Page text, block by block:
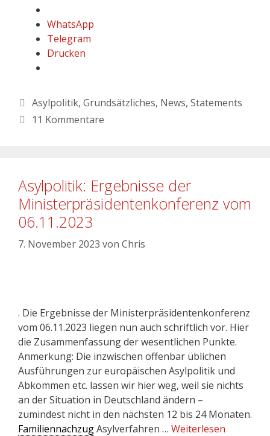
WhatsApp
Telegram
Drucken
Asylpolitik, Grundsätzliches, News, Statements
11 Kommentare
Asylpolitik: Ergebnisse der
Ministerpräsidentenkonferenz vom
06.11.2023
7. November 2023 von Chris
. Die Ergebnisse der Ministerpräsidentenkonferenz
vom 06.11.2023 liegen nun auch schriftlich vor. Hier
die Zusammenfassung der wesentlichen Punkte.
Anmerkung: Die inzwischen offenbar üblichen
Ausführungen zur europäischen Asylpolitik und
Abkommen etc. lassen wir hier weg, weil sie nichts
an der Situation in Deutschland ändern –
zumindest nicht in den nächsten 12 bis 24 Monaten.
FamiliennachzugAsylverfahren … Weiterlesen